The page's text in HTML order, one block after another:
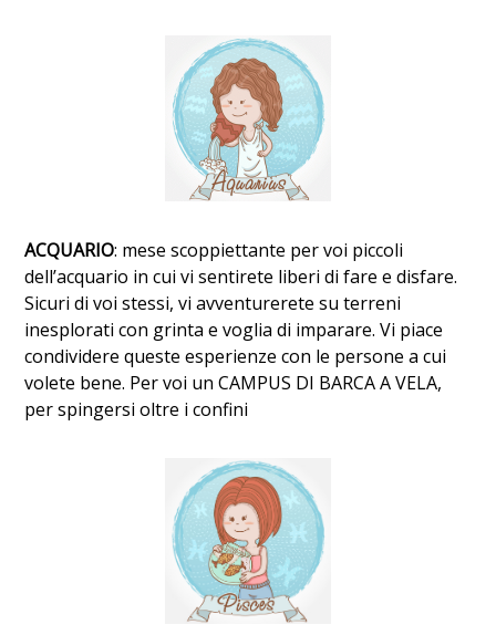
ACQUARIO: mese scoppiettante per voi piccoli
dell’acquario in cui vi sentirete liberi di fare e disfare.
Sicuri di voi stessi, vi avventurerete su terreni
inesplorati con grinta e voglia di imparare. Vi piace
condividere queste esperienze con le persone a cui
volete bene. Per voi un CAMPUS DI BARCA A VELA,
per spingersi oltre i confini